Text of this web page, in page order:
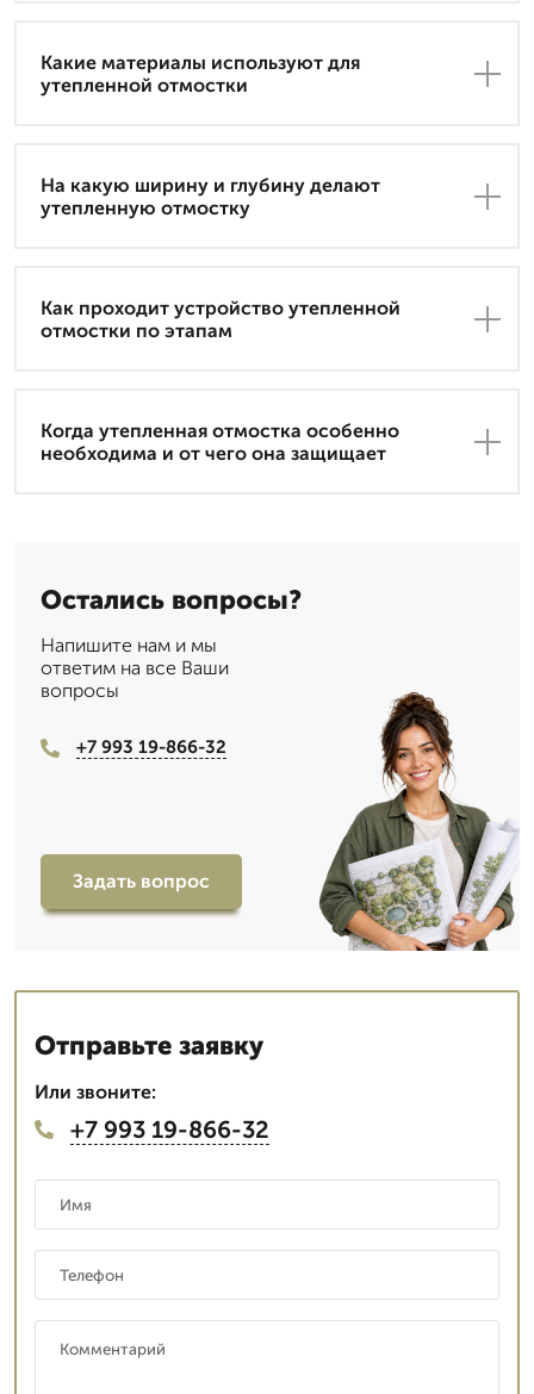
Какие материалы используют для
утепленной отмостки
На какую ширину и глубину делают
утепленную отмостку
Как проходит устройство утепленной
отмостки по этапам
Когда утепленная отмостка особенно
необходима и от чего она защищает
Остались вопросы?
Напишите нам и мы
ответим на все Ваши
вопросы
+7 993 19-866-32
Задать вопрос
Отправьте заявку
Или звоните:
+7 993 19-866-32